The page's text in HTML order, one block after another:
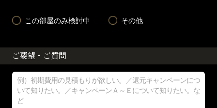
この部屋のみ検討中 その他
ご要望・ご質問